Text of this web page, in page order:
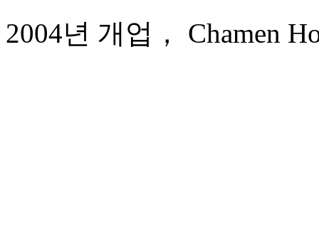
2004년 개업， Chamen